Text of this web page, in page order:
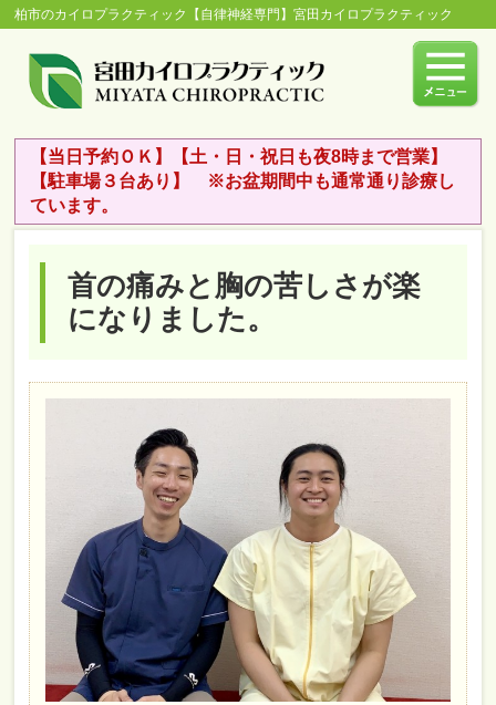
柏市のカイロプラクティック【自律神経専門】宮田カイロプラクティック
【当日予約ＯＫ】【土・日・祝日も夜8時まで営業】
【駐車場３台あり】 ※お盆期間中も通常通り診療し
ています。
首の痛みと胸の苦しさが楽
になりました。